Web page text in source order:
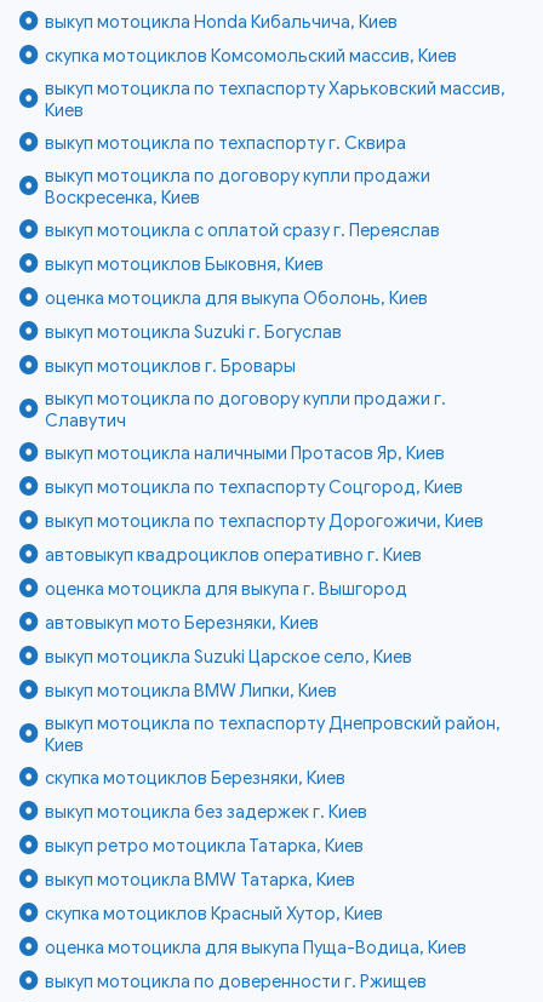
выкуп мотоцикла Honda Кибальчича, Киев
скупка мотоциклов Комсомольский массив, Киев
выкуп мотоцикла по техпаспорту Харьковский массив,
Киев
выкуп мотоцикла по техпаспорту г. Сквира
выкуп мотоцикла по договору купли продажи
Воскресенка, Киев
выкуп мотоцикла с оплатой сразу г. Переяслав
выкуп мотоциклов Быковня, Киев
оценка мотоцикла для выкупа Оболонь, Киев
выкуп мотоцикла Suzuki г. Богуслав
выкуп мотоциклов г. Бровары
выкуп мотоцикла по договору купли продажи г.
Славутич
выкуп мотоцикла наличными Протасов Яр, Киев
выкуп мотоцикла по техпаспорту Соцгород, Киев
выкуп мотоцикла по техпаспорту Дорогожичи, Киев
автовыкуп квадроциклов оперативно г. Киев
оценка мотоцикла для выкупа г. Вышгород
автовыкуп мото Березняки, Киев
выкуп мотоцикла Suzuki Царское село, Киев
выкуп мотоцикла BMW Липки, Киев
выкуп мотоцикла по техпаспорту Днепровский район,
Киев
скупка мотоциклов Березняки, Киев
выкуп мотоцикла без задержек г. Киев
выкуп ретро мотоцикла Татарка, Киев
выкуп мотоцикла BMW Татарка, Киев
скупка мотоциклов Красный Хутор, Киев
оценка мотоцикла для выкупа Пуща-Водица, Киев
выкуп мотоцикла по доверенности г. Ржищев